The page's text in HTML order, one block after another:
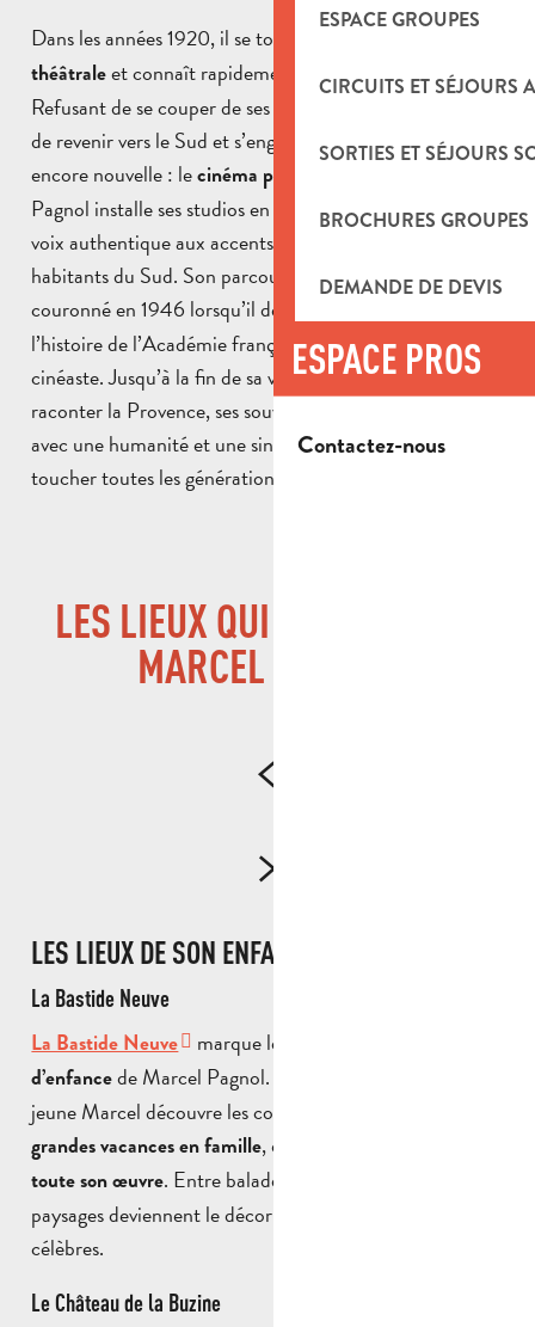
ESPACE GROUPES
CIRCUITS ET SÉJOURS
SORTIES ET SÉJOURS
BROCHURES GROUPES
DEMANDE DE DEVIS
ESPACE PROS
Contactez-nous
Dans les années 1920, il se tourne vers l’
théâtraleet connaît rapidement le succès à Paris.
Refusant de se couper de ses racines, il choisit pourtant
de revenir vers le Sud et s’engage dans une aventure
encore nouvelle : lecinéma parlant
Pagnol installe ses studios en Provence et donne une
voix authentique aux accents, aux paysages et aux
habitants du Sud. Son parcours exceptionnel est
couronné en 1946 lorsqu’il devient
l’histoire de l’Académie française, à y entrer en tant que
cinéaste. Jusqu’à la fin de sa vie, il n’a de cesse de
raconter la Provence, ses souvenirs et ses personnages,
avec une humanité et une sincérité qui continuent de
toucher toutes les générations.
LES LIEUX QUI ONT MARQUÉ
MARCEL PAGNOL
LES LIEUX DE SON ENFANCE
La Bastide Neuve
La Bastide Neuve marque le
d’enfancede Marcel Pagnol. C’est ici, dès 1904, que le
jeune Marcel découvre les collines, la garrigue et les
grandes vacances en famille, des moments qui
toute son œuvre. Entre balades, nature et amitiés, ces
paysages deviennent le décor vivant de ses récits les plus
célèbres.
Le Château de la Buzine